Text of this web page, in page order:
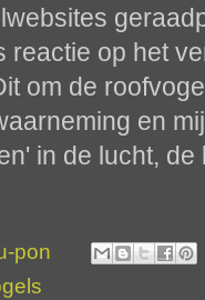
reactie op het
om de
en
in de lucht,
pon